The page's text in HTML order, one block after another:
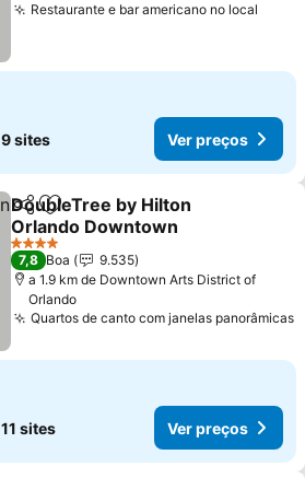
Restaurante e bar americano no local
9 sites Ver preços
PartilharAdicionar aos favoritos
DoubleTree by Hilton
Orlando Downtown
4 Estrelas
7,8 Boa
9.535
a 1.9 km de Downtown Arts District of
Orlando
Quartos de canto com janelas panorâmicas
11 sites Ver preços